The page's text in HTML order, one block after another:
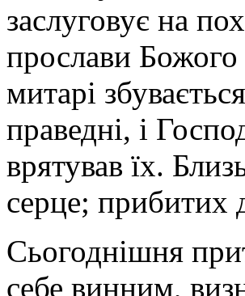
заслуговує на
прослави
митарі
праведні, і
врятував їх.
серце; прибитих
Сьогоднішня
себе винним,